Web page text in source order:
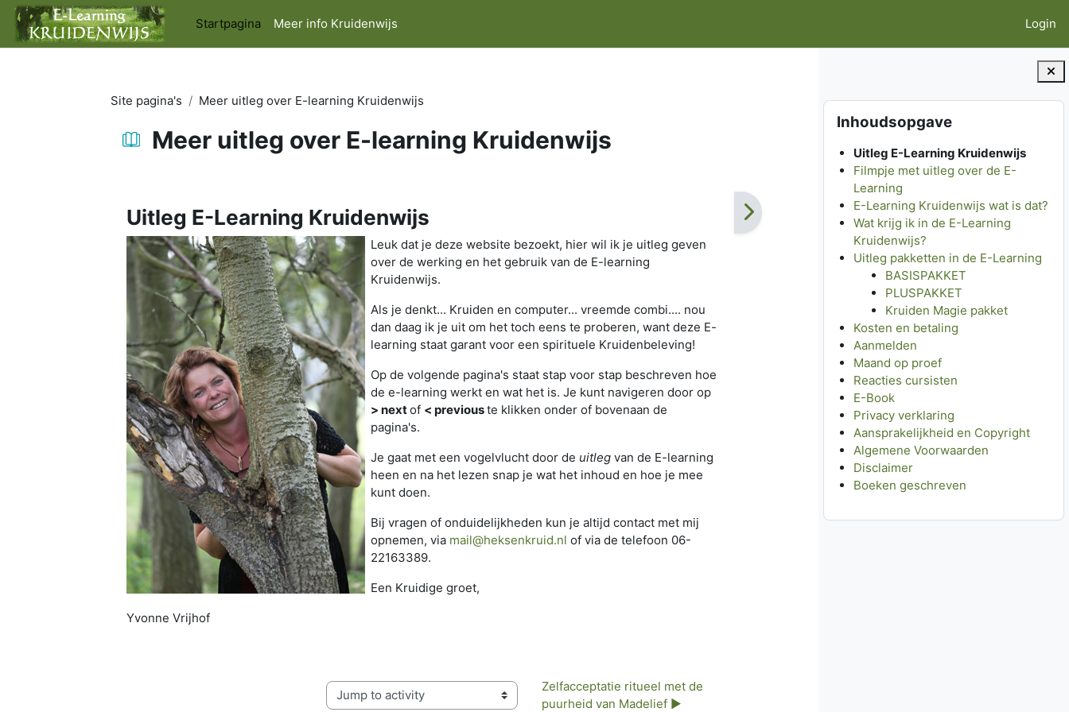
Ga naar hoofdinhoud
Startpagina
Meer info Kruidenwijs Login
Blokken
Inhoudsopgave overslaan
Inhoudsopgave
Uitleg E-Learning Kruidenwijs
Filmpje met uitleg over de E-
Learning
E-Learning Kruidenwijs wat is dat?
Wat krijg ik in de E-Learning
Kruidenwijs?
Uitleg pakketten in de E-Learning
BASISPAKKET
PLUSPAKKET
Kruiden Magie pakket
Kosten en betaling
Aanmelden
Maand op proef
Reacties cursisten
E-Book
Privacy verklaring
Aansprakelijkheid en Copyright
Algemene Voorwaarden
Disclaimer
Boeken geschreven
Site pagina's Meer uitleg over E-learning Kruidenwijs
Meer uitleg over E-learning Kruidenwijs
Uitleg E-Learning Kruidenwijs
Leuk dat je deze website bezoekt, hier wil ik je uitleg geven
over de werking en het gebruik van de E-learning
Kruidenwijs.
Als je denkt... Kruiden en computer... vreemde combi.... nou
dan daag ik je uit om het toch eens te proberen, want deze E-
learning staat garant voor een spirituele Kruidenbeleving!
Op de volgende pagina's staat stap voor stap beschreven hoe
de e-learning werkt en wat het is. Je kunt navigeren door op
> nextof < previouste klikken onder of bovenaan de
pagina's.
Je gaat met een vogelvlucht door de uitleg van de E-learning
heen en na het lezen snap je wat het inhoud en hoe je mee
kunt doen.
Bij vragen of onduidelijkheden kun je altijd contact met mij
opnemen, via mail@heksenkruid.nl of via de telefoon 06-
22163389.
Een Kruidige groet,
Yvonne Vrijhof
Jump to activity
Zelfacceptatie ritueel met de
puurheid van Madelief ▶︎